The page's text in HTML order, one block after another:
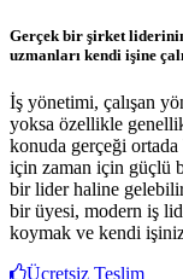
Gerçek bir şirket
uzmanları kendi işine
İş yönetimi, çalışan
yoksa özellikle
konuda gerçeği
için zaman için güçlü
bir lider haline
bir üyesi, modern iş
koymak ve kendi
Ücretsiz Teslim